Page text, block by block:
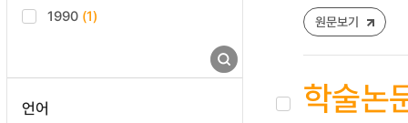
1990 (1)
언어
원문보기
학술논